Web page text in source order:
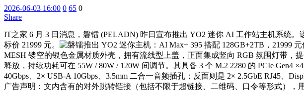
2026-06-03 16:00 0 65 0
Share
IT之家 6 月 3 日消息，磐镭 (PELADN) 昨日宣布推出 YO2 迷你 AI 工作站主机系统。
标价 21999 元。
MESH 镂空的银色金属材质外壳，拥有流线型上盖，正面集成竖向 RGB 氛围灯带，
释放，持续功耗可在 55W / 80W / 120W 间调节。其具备 3 个 M.2 2280 的 PCIe
40Gbps、2× USB-A 10Gbps、3.5mm 二合一音频插孔；反面则是 2× 2.5GbE RJ45、
广告声明：文内含有的对外跳转链接（包括不限于超链接、二维码、口令等形式）